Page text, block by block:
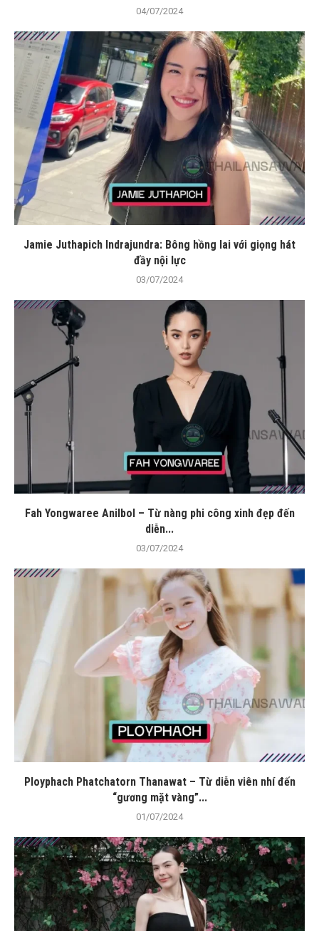
04/07/2024
Jamie Juthapich Indrajundra: Bông hồng lai với giọng hát
đầy nội lực
03/07/2024
Fah Yongwaree Anilbol – Từ nàng phi công xinh đẹp đến
diễn...
03/07/2024
Ployphach Phatchatorn Thanawat – Từ diễn viên nhí đến
“gương mặt vàng”...
01/07/2024